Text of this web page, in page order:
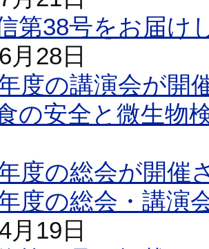
第38号をお届け
月28日
度の講演会が開
の安全と微生物
度の総会が開催
度の総会・講演
月19日